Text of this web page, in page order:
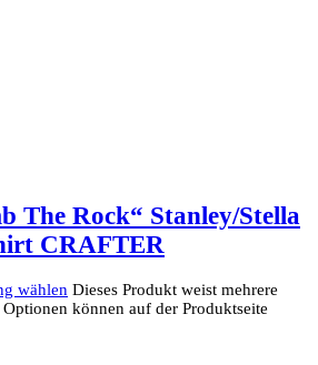
The Rock“ Stanley/Stella
CRAFTER
wählen Dieses Produkt weist mehrere
können auf der Produktseite